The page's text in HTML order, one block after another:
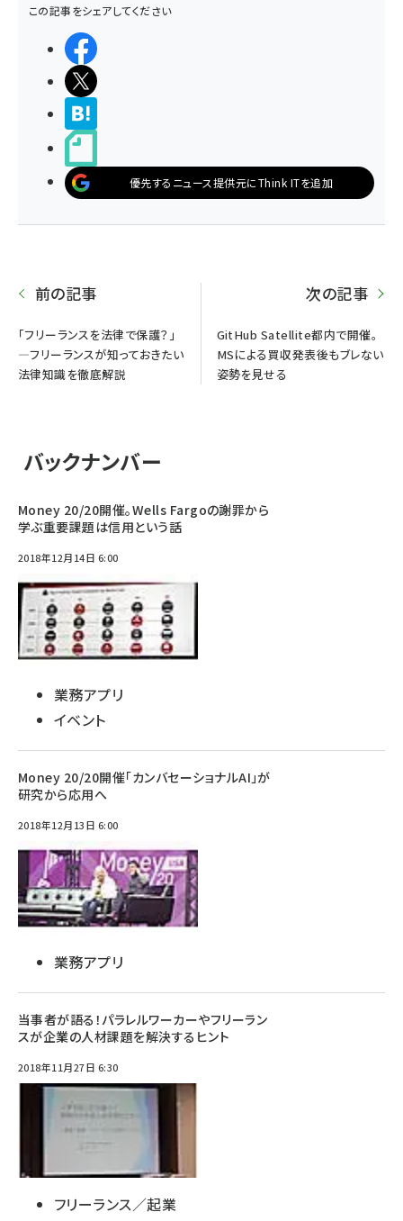
この記事をシェアしてください
優先するニュース提供元にThink ITを追加
前の記事
「フリーランスを法律で保護？」
―フリーランスが知っておきたい
法律知識を徹底解説
次の記事
GitHub Satellite都内で開催。
MSによる買収発表後もブレない
姿勢を見せる
バックナンバー
Money 20/20開催。Wells Fargoの謝罪から
学ぶ重要課題は信用という話
2018年12月14日 6:00
業務アプリ
イベント
Money 20/20開催「カンバセーショナルAI」が
研究から応用へ
2018年12月13日 6:00
業務アプリ
当事者が語る！パラレルワーカーやフリーラン
スが企業の人材課題を解決するヒント
2018年11月27日 6:30
フリーランス／起業